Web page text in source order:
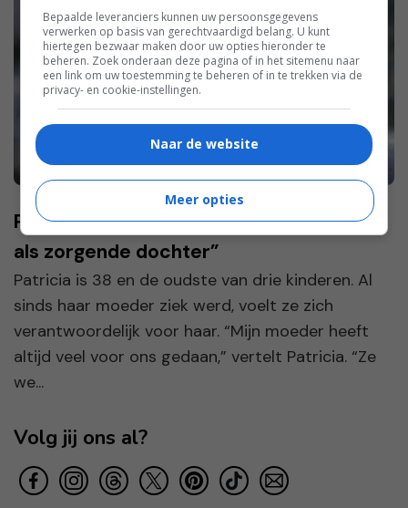
Patricia: “Ik voel me gevangen in mijn rol
als zorgende dochter”
Patricia is 38 en de oudste van drie kinderen. Al
sinds haar moeder ziek werd, voelt ze zich
verantwoordelijk voor haar. “Mijn moeder heeft
altijd veel voor ons gedaan,” vertelt Patricia. “Ze
we...
Volg jij ons al?
Bepaalde leveranciers kunnen uw persoonsgegevens
verwerken op basis van gerechtvaardigd belang. U kunt
hiertegen bezwaar maken door uw opties hieronder te
beheren. Zoek onderaan deze pagina of in het sitemenu naar
een link om uw toestemming te beheren of in te trekken via de
privacy- en cookie-instellingen.
Naar de website
Meer opties